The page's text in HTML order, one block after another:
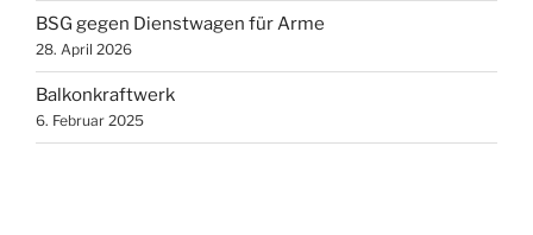
BSG gegen Dienstwagen für Arme
28. April 2026
Balkonkraftwerk
6. Februar 2025